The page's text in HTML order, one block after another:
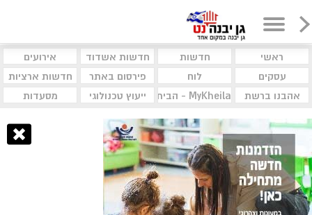
ראשי חדשות חדשות אשדוד
אירועים
עסקים
לוח פירסום באתר
חדשות ארציות
אהבנו ברשת
MyKheila - הבית לעסקים וקהילות ייעוץ טכנולוגי מסעדות